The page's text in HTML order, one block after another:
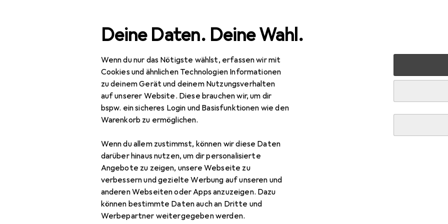
Deine Daten. Deine Wahl.
Wenn du nur das Nötigste wählst, erfassen wir mit
Cookies und ähnlichen Technologien Informationen
zu deinem Gerät und deinem Nutzungsverhalten
auf unserer Website. Diese brauchen wir, um dir
bspw. ein sicheres Login und Basisfunktionen wie den
Warenkorb zu ermöglichen.
Wenn du allem zustimmst, können wir diese Daten
darüber hinaus nutzen, um dir personalisierte
Angebote zu zeigen, unsere Webseite zu
verbessern und gezielte Werbung auf unseren und
anderen Webseiten oder Apps anzuzeigen. Dazu
können bestimmte Daten auch an Dritte und
Werbepartner weitergegeben werden.
Navigation nach Kategorien Gesamtsortiment Baumarkt + Garten